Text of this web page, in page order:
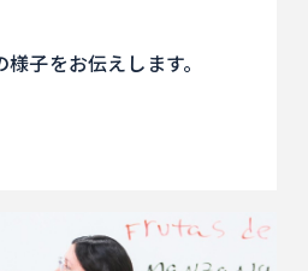
子をお伝えします。